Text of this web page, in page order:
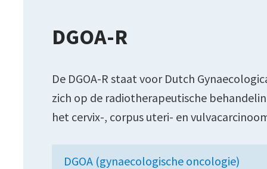
DGOA-R
De DGOA-R staat voor Dutch
zich op de radiotherapeutische
het cervix-, corpus uteri- en
DGOA (gynaecologische oncologie)